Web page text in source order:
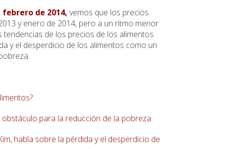
febrero de 2014, vemos que los precios
y enero de 2014, pero a un ritmo menor
de los precios de los alimentos
y el desperdicio de los alimentos como un
para la reducción de la pobreza
habla sobre la pérdida y el desperdicio de